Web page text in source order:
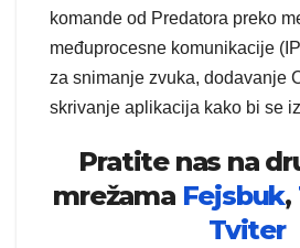
komande od Predatora preko
međuprocesne komunikacije
za snimanje zvuka, dodavanje
skrivanje aplikacija kako bi se
Pratite nas na
mrežama Fejsbuk,
Tviter